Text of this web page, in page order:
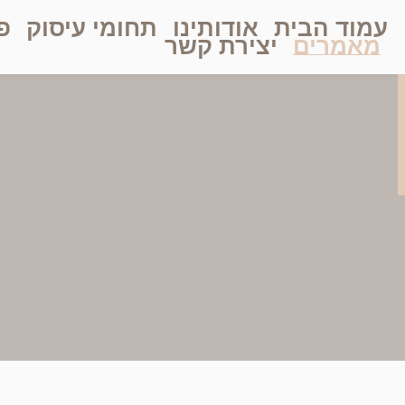
עמוד הבית אודותינו תחומי עיסוק
מאמרים יצירת קשר